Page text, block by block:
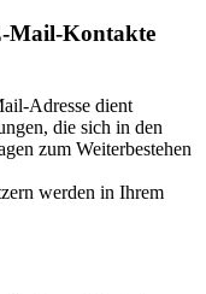
Mail-Kontakte
Adresse dient
die sich in den
zum Weiterbestehen
werden in Ihrem